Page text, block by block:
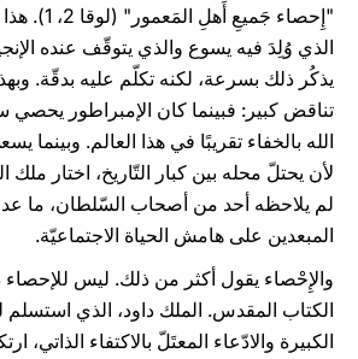
"إِحصاء جَميعِ
الذي وُلِدَ فيه يسوع والذي يتوقّف عنده
يذكُر ذلك بسرعة، لكنه تكلّم عليه بدقّة.
تناقض كبير: فبينما كان الإمبراطور يحصي
الله بالخفاء تقريبًا في هذا العالم.
لأن يحتلّ محله بين كبار التّاريخ، اختار ملك
لم يلاحظه أحد من أصحاب السّلطان، ما
المبعدين على هامش الحياة الاجتماعيّة.
والإِحْصاء يقول أكثر من ذلك. ليس
الكتاب المقدس. الملك داود، الذي استسلم
الكبيرة والادّعاء المعتَلّ بالاكتفاء